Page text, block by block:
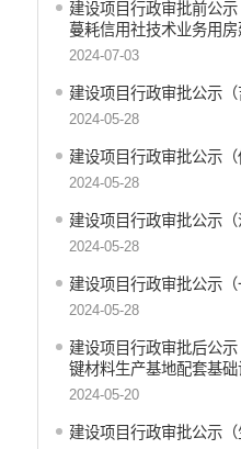
稳岗就业
乡村振兴
义务教育
医疗卫生
养老服务
重大建设项目
社会救助
产品质量
公共文化服务
司法信息
建设项目行政审批前公
蔓耗信用社技术业务用房
2024-07-03
建设项目行政审批公示（
2024-05-28
建设项目行政审批公示（
2024-05-28
建设项目行政审批公示（
2024-05-28
建设项目行政审批公示（
2024-05-28
建设项目行政审批后公
键材料生产基地配套基础
2024-05-20
建设项目行政审批公示（